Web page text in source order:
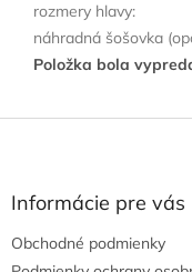
rozmery hlavy:
náhradná šošovka
Položka bola
Informácie pre vás
Obchodné podmienky